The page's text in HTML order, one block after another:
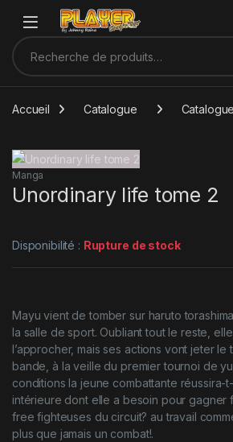
Sauter à la navigation
Skip to content
Recherche pour :
Accueil Catalogue Catalogue
Manga
Unordinary life tome 2
Disponibilité : Rupture de stock
Mayu vient de tomber sur haruto
la salle de sport. Oubliant tout le reste,
l’approcher, mais ses actions vont jeter
bande, à la veille du premier tournoi de
conditions la jeune combattante réussira-
intérieure dont elle a besoin pour gagner
free fighteuses du circuit? au travail
plus que jamais un combat!.